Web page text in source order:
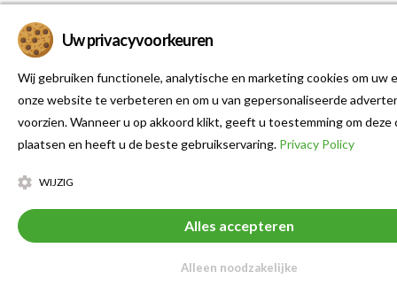
Uw privacyvoorkeuren
Wij gebruiken functionele, analytische en marketing cookies om uw
onze website te verbeteren en om u van gepersonaliseerde
voorzien. Wanneer u op akkoord klikt, geeft u toestemming om deze
plaatsen en heeft u de beste gebruikservaring. Privacy Policy
WIJZIG
Alles accepteren
Alleen noodzakelijke